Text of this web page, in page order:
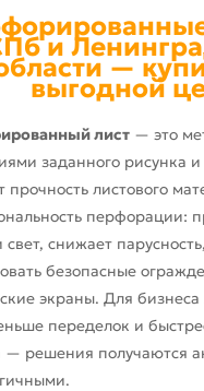
и
—
выгодной
лист — это
заданного рисунка
прочность листового
перфорации:
свет, снижает
безопасные
экраны. Для бизнеса
переделок и
— решения получаются